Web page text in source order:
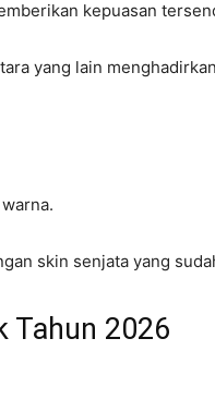
kepuasan
yang lain
skin senjata yang
Tahun 2026